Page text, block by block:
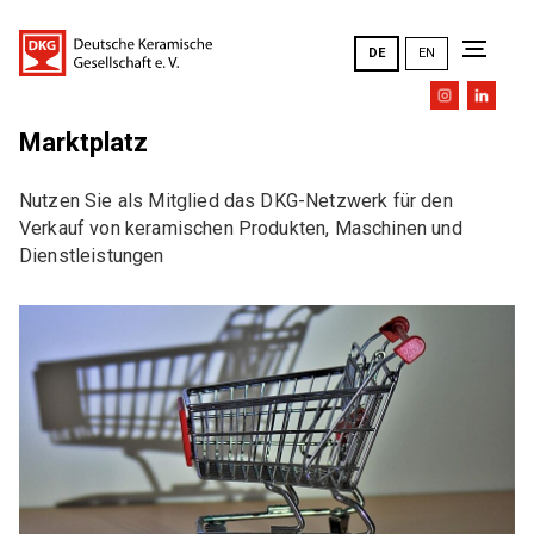
DE EN
Die DKG
Ziele und Aufgaben
DKG-Jahrestagungen _ Übersicht
Geschichte
Ehrungen
Mitgliederversammlung
News
Veranstaltungen
Ausschüsse
FACHAUSSCHÜSSE (FA)
DKG FA 1 "Simulation"
DKG FA 2 "Rohstoffe"
Veranstaltungen
Alle Veranstaltungen
Marktplatz
Nutzen Sie als Mitglied das DKG-Netzwerk für den
Verkauf von keramischen Produkten, Maschinen und
Dienstleistungen